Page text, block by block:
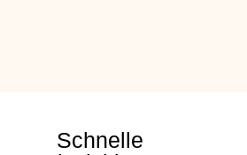
Schnelle